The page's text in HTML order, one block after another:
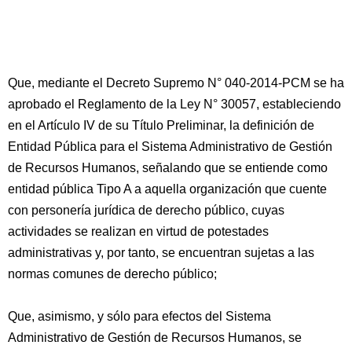
Que, mediante el Decreto Supremo N° 040-2014-PCM se ha
aprobado el Reglamento de la Ley N° 30057, estableciendo
en el Artículo IV de su Título Preliminar, la definición de
Entidad Pública para el Sistema Administrativo de Gestión
de Recursos Humanos, señalando que se entiende como
entidad pública Tipo A a aquella organización que cuente
con personería jurídica de derecho público, cuyas
actividades se realizan en virtud de potestades
administrativas y, por tanto, se encuentran sujetas a las
normas comunes de derecho público;
Que, asimismo, y sólo para efectos del Sistema
Administrativo de Gestión de Recursos Humanos, se